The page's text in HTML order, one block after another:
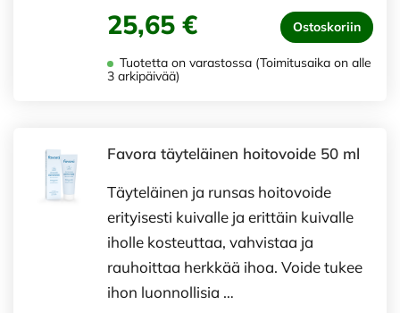
25,65 € Ostoskoriin
Tuotetta on varastossa (Toimitusaika on alle
3 arkipäivää)
Favora täyteläinen hoitovoide 50 ml
Täyteläinen ja runsas hoitovoide
erityisesti kuivalle ja erittäin kuivalle
iholle kosteuttaa, vahvistaa ja
rauhoittaa herkkää ihoa. Voide tukee
ihon luonnollisia …